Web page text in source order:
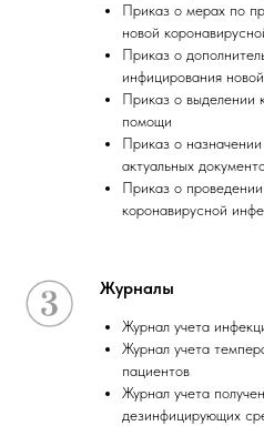
Приказ о мерах по
новой
Приказ о
инфицирования
Приказ о выделении
помощи
Приказ о
актуальных
Приказ о
коронавирусной
Журналы
Журнал учета
Журнал учета
пациентов
Журнал учета
дезинфицирующих